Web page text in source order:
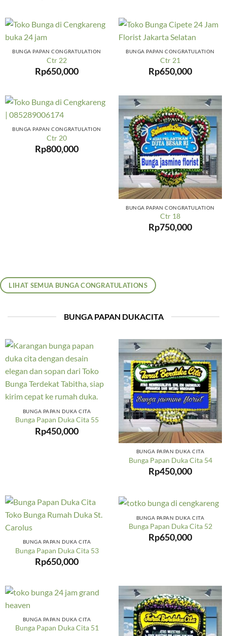
BUNGA PAPAN CONGRATULATION
Ctr 22
Rp650,000
BUNGA PAPAN CONGRATULATION
Ctr 21
Rp650,000
BUNGA PAPAN CONGRATULATION
Ctr 20
Rp800,000
BUNGA PAPAN CONGRATULATION
Ctr 18
Rp750,000
LIHAT SEMUA BUNGA CONGRATULATIONS
BUNGA PAPAN DUKACITA
BUNGA PAPAN DUKA CITA
Bunga Papan Duka Cita 55
Rp450,000
BUNGA PAPAN DUKA CITA
Bunga Papan Duka Cita 54
Rp450,000
BUNGA PAPAN DUKA CITA
Bunga Papan Duka Cita 53
Rp650,000
BUNGA PAPAN DUKA CITA
Bunga Papan Duka Cita 52
Rp650,000
BUNGA PAPAN DUKA CITA
Bunga Papan Duka Cita 51